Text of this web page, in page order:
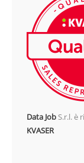
Data JobS.r.l. è
KVASER